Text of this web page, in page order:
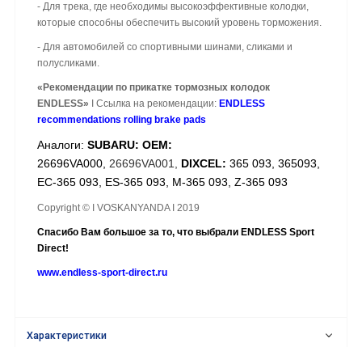
- Для трека, где необходимы высокоэффективные колодки,
которые способны обеспечить высокий уровень торможения.
- Для автомобилей со спортивными шинами, сликами и
полусликами.
«Рекомендации по прикатке тормозных колодок
ENDLESS» I Ссылка на рекомендации: ENDLESS
recommendations rolling brake pads
Аналоги: SUBARU: OEM:
26696VA000, 26696VA001, DIXCEL: 365 093, 365093,
EC-365 093, ES-365 093, M-365 093, Z-365 093
Copyright © I VOSKANYANDA I 2019
Спасибо Вам большое за то, что выбрали ENDLESS Sport
Direct!
www.endless-sport-direct.ru
Характеристики